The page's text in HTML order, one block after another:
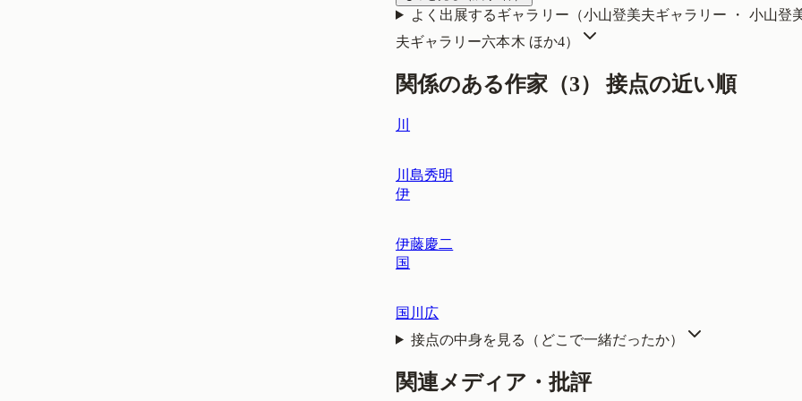
よく出展するギャラリー（小山登美夫ギャラリー ・ 小山登
夫ギャラリー六本木 ほか4）
関係のある作家（3） 接点の近い順
川
川島秀明
伊
伊藤慶二
国
国川広
接点の中身を見る（どこで一緒だったか）
関連メディア・批評